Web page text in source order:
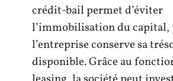
crédit-bail permet d’éviter
l’immobilisation du capital,
l’entreprise conserve sa
disponible. Grâce au